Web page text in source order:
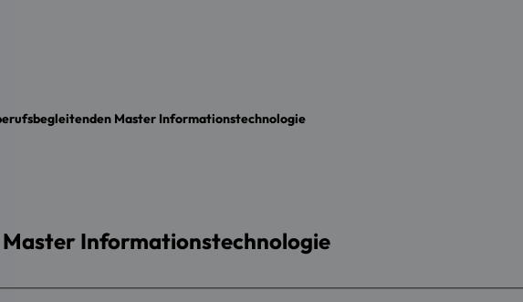
Master Informationstechnologie
Informationstechnologie